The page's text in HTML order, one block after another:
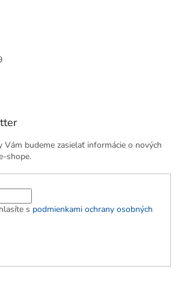
budeme zasielať informácie o nových
shope.
s podmienkami ochrany osobných